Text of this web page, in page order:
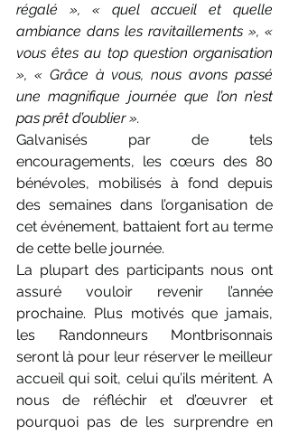
régalé », « quel accueil et quelle
ambiance dans les ravitaillements », «
vous êtes au top question organisation
», « Grâce à vous, nous avons passé
une magnifique journée que l’on n’est
pas prêt d’oublier ».
Galvanisés par de tels
encouragements, les cœurs des 80
bénévoles, mobilisés à fond depuis
des semaines dans l’organisation de
cet événement, battaient fort au terme
de cette belle journée.
La plupart des participants nous ont
assuré vouloir revenir l’année
prochaine. Plus motivés que jamais,
les Randonneurs Montbrisonnais
seront là pour leur réserver le meilleur
accueil qui soit, celui qu’ils méritent. A
nous de réfléchir et d’œuvrer et
pourquoi pas de les surprendre en